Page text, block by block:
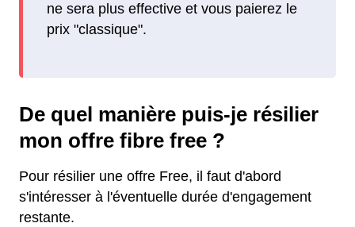
ne sera plus effective et vous paierez le
prix "classique".
De quel manière puis-je résilier
mon offre fibre free ?
Pour résilier une offre Free, il faut d'abord
s'intéresser à l'éventuelle durée d'engagement
restante.